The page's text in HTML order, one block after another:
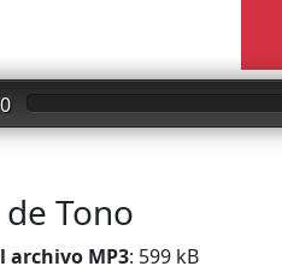
Tono
archivo MP3: 599 kB